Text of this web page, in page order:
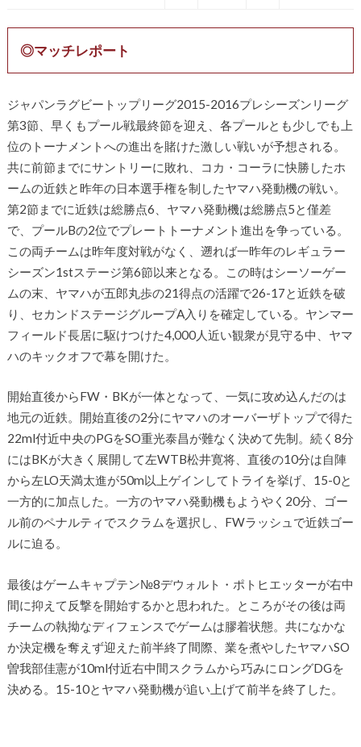
◎マッチレポート
ジャパンラグビートップリーグ2015-2016プレシーズンリーグ
第3節、早くもプール戦最終節を迎え、各プールとも少しでも上
位のトーナメントへの進出を賭けた激しい戦いが予想される。
共に前節までにサントリーに敗れ、コカ・コーラに快勝したホ
ームの近鉄と昨年の日本選手権を制したヤマハ発動機の戦い。
第2節までに近鉄は総勝点6、ヤマハ発動機は総勝点5と僅差
で、プールBの2位でプレートトーナメント進出を争っている。
この両チームは昨年度対戦がなく、遡れば一昨年のレギュラー
シーズン1stステージ第6節以来となる。この時はシーソーゲー
ムの末、ヤマハが五郎丸歩の21得点の活躍で26-17と近鉄を破
り、セカンドステージグループA入りを確定している。ヤンマー
フィールド長居に駆けつけた4,000人近い観衆が見守る中、ヤマ
ハのキックオフで幕を開けた。
開始直後からFW・BKが一体となって、一気に攻め込んだのは
地元の近鉄。開始直後の2分にヤマハのオーバーザトップで得た
22ml付近中央のPGをSO重光泰昌が難なく決めて先制。続く8分
にはBKが大きく展開して左WTB松井寛将、直後の10分は自陣
から左LO天満太進が50m以上ゲインしてトライを挙げ、15-0と
一方的に加点した。一方のヤマハ発動機もようやく20分、ゴー
ル前のペナルティでスクラムを選択し、FWラッシュで近鉄ゴー
ルに迫る。
最後はゲームキャプテン№8デウォルト・ポトヒエッターが右中
間に抑えて反撃を開始するかと思われた。ところがその後は両
チームの執拗なディフェンスでゲームは膠着状態。共になかな
か決定機を奪えず迎えた前半終了間際、業を煮やしたヤマハSO
曽我部佳憲が10ml付近右中間スクラムから巧みにロングDGを
決める。15-10とヤマハ発動機が追い上げて前半を終了した。